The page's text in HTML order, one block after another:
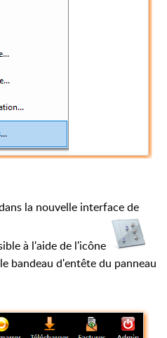
la nouvelle interface de
à l'aide de l'icône
bandeau d'entête du panneau